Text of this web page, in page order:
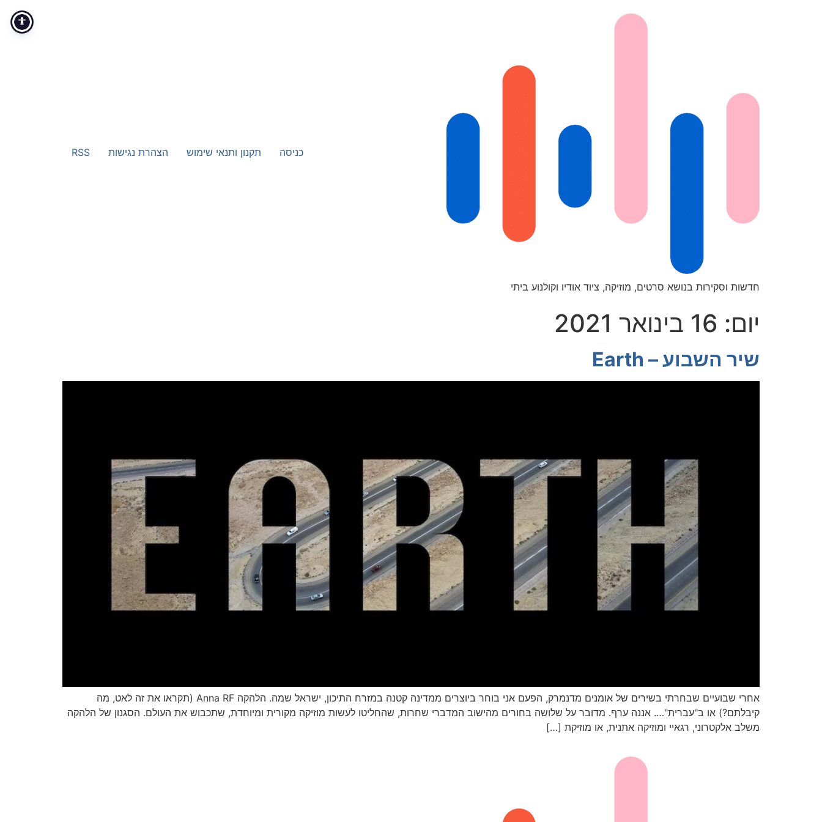
חדשות וסקירות בנושא סרטים, מוזיקה, ציוד אודיו וקולנוע ביתי
כניסה תקנון ותנאי שימוש הצהרת נגישות RSS
יום: 16 בינואר 2021
שיר השבוע – Earth
אחרי שבועיים שבחרתי בשירים של אומנים מדנמרק, הפעם אני בוחר ביוצרים ממדינה קטנה במזרח התיכון, ישראל שמה. הלהקה Anna RF (תקראו את זה לאט, מה
קיבלתם?) או ב"עברית"…. אננה ערף. מדובר על שלושה בחורים מהישוב המדברי שחרות, שהחליטו לעשות מוזיקה מקורית ומיוחדת, שתכבוש את העולם. הסגנון של הלהקה
משלב אלקטרוני, רגאיי ומוזיקה אתנית, או מוזיקת […]